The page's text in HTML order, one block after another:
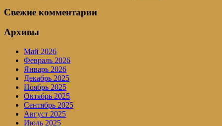
Свежие комментарии
Архивы
Май 2026
Февраль 2026
Январь 2026
Декабрь 2025
Ноябрь 2025
Октябрь 2025
Сентябрь 2025
Август 2025
Июль 2025